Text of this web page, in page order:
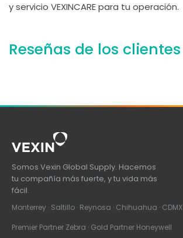
y servicio VEXINCARE para tu operación.
Reseñas de los clientes
Somos Vexin Global Supply. Hacemos
tu compañía más fuerte, y tu vida más
fácil.
Monterrey · Saltillo · Reynosa · Chihuahua · CDMX
Premier Partner Zebra · Gold Partner Honeywell